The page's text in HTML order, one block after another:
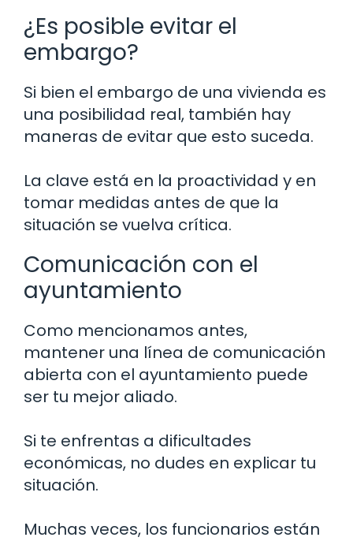
¿Es posible evitar el
embargo?
Si bien el embargo de una vivienda es
una posibilidad real, también hay
maneras de evitar que esto suceda.
La clave está en la proactividad y en
tomar medidas antes de que la
situación se vuelva crítica.
Comunicación con el
ayuntamiento
Como mencionamos antes,
mantener una línea de comunicación
abierta con el ayuntamiento puede
ser tu mejor aliado.
Si te enfrentas a dificultades
económicas, no dudes en explicar tu
situación.
Muchas veces, los funcionarios están